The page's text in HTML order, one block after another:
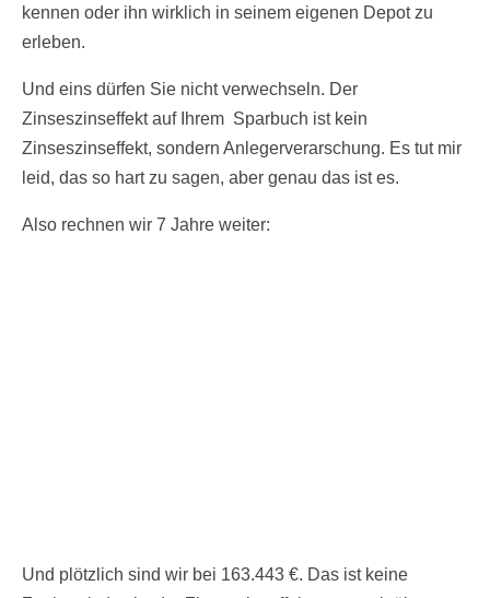
kennen oder ihn wirklich in seinem eigenen Depot zu
erleben.
Und eins dürfen Sie nicht verwechseln. Der
Zinseszinseffekt auf Ihrem Sparbuch ist kein
Zinseszinseffekt, sondern Anlegerverarschung. Es tut mir
leid, das so hart zu sagen, aber genau das ist es.
Also rechnen wir 7 Jahre weiter:
Und plötzlich sind wir bei 163.443 €. Das ist keine